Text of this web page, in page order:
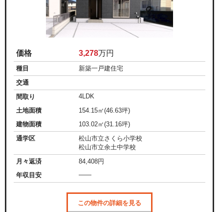
価格 3,278万円
種目
新築一戸建住宅
交通
間取り
4LDK
土地面積
154.15㎡(46.63坪)
建物面積
103.02㎡(31.16坪)
通学区
松山市立さくら小学校
松山市立余土中学校
月々返済
84,408円
年収目安
——
この物件の詳細を見る